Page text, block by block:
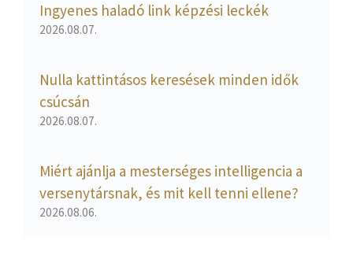
Ingyenes haladó link képzési leckék
2026.08.07.
Nulla kattintásos keresések minden idők
csúcsán
2026.08.07.
Miért ajánlja a mesterséges intelligencia a
versenytársnak, és mit kell tenni ellene?
2026.08.06.